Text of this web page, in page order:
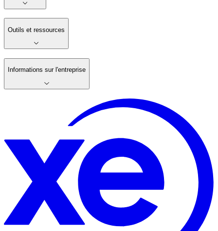
Outils et ressources
Informations sur l'entreprise